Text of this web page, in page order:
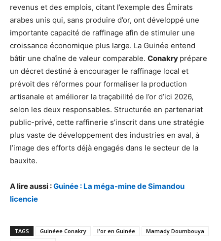
revenus et des emplois, citant l’exemple des Émirats
arabes unis qui, sans produire d’or, ont développé une
importante capacité de raffinage afin de stimuler une
croissance économique plus large. La Guinée entend
bâtir une chaîne de valeur comparable. Conakry prépare
un décret destiné à encourager le raffinage local et
prévoit des réformes pour formaliser la production
artisanale et améliorer la traçabilité de l’or d’ici 2026,
selon les deux responsables. Structurée en partenariat
public-privé, cette raffinerie s’inscrit dans une stratégie
plus vaste de développement des industries en aval, à
l’image des efforts déjà engagés dans le secteur de la
bauxite.
A lire aussi :Guinée : La méga-mine de Simandou
licencie
TAGS Guinéee Conakry l'or en Guinée
Mamady Doumbouya